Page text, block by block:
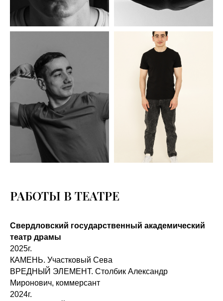
РАБОТЫ В ТЕАТРЕ
Свердловский государственный академический
театр драмы
2025г.
КАМЕНЬ. Участковый Сева
ВРЕДНЫЙ ЭЛЕМЕНТ. Столбик Александр
Миронович, коммерсант
2024г.